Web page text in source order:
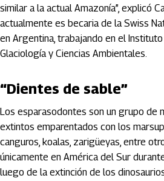
similar a la actual Amazonía”, explicó
actualmente es becaria de la Swiss
en Argentina, trabajando en el
Glaciología y Ciencias Ambientales.
“Dientes de sable”
Los esparasodontes son un grupo de
extintos emparentados con los
canguros, koalas, zarigüeyas, entre
únicamente en América del Sur
luego de la extinción de los